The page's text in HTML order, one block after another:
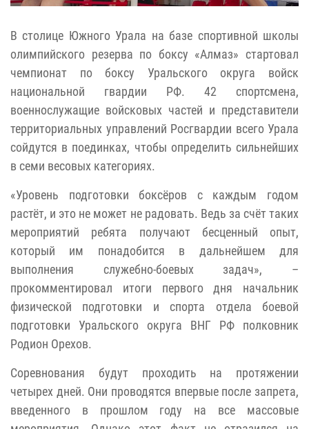
В столице Южного Урала на базе спортивной школы
олимпийского резерва по боксу «Алмаз» стартовал
чемпионат по боксу Уральского округа войск
национальной гвардии РФ. 42 спортсмена,
военнослужащие войсковых частей и представители
территориальных управлений Росгвардии всего Урала
сойдутся в поединках, чтобы определить сильнейших
в семи весовых категориях.
«Уровень подготовки боксёров с каждым годом
растёт, и это не может не радовать. Ведь за счёт таких
мероприятий ребята получают бесценный опыт,
который им понадобится в дальнейшем для
выполнения служебно-боевых задач», –
прокомментировал итоги первого дня начальник
физической подготовки и спорта отдела боевой
подготовки Уральского округа ВНГ РФ полковник
Родион Орехов.
Соревнования будут проходить на протяжении
четырех дней. Они проводятся впервые после запрета,
введенного в прошлом году на все массовые